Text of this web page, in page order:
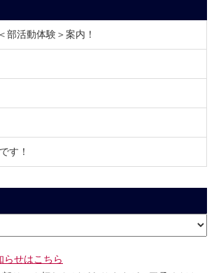
部活動体験＞案内！
す！
らせはこちら